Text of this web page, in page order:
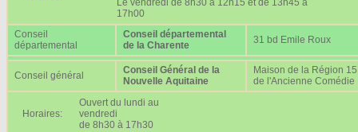
Le vendredi de 8h30 à 12h15 et de 13h45 à
17h00
Conseil
départemental
Conseil départemental
de la Charente
31 bd Emile Roux
Conseil général
Conseil Général de la
Nouvelle Aquitaine
Maison de la Région
de l'Ancienne Comédie
Horaires:
Ouvert du lundi au
vendredi
de 8h30 à 17h30